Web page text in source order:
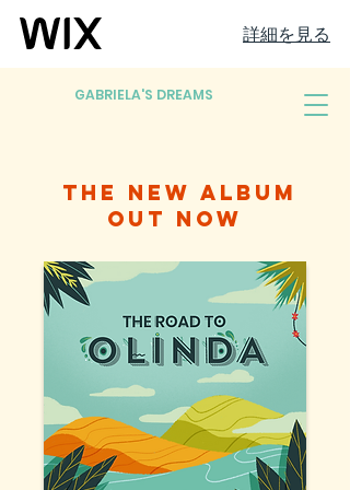
詳細を見る